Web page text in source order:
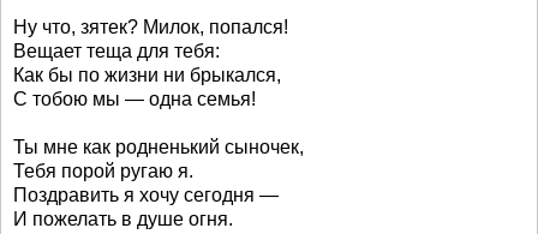
Ну что, зятек? Милок, попался!
Вещает теща для тебя:
Как бы по жизни ни брыкался,
С тобою мы — одна семья!
Ты мне как родненький сыночек,
Тебя порой ругаю я.
Поздравить я хочу сегодня —
И пожелать в душе огня.